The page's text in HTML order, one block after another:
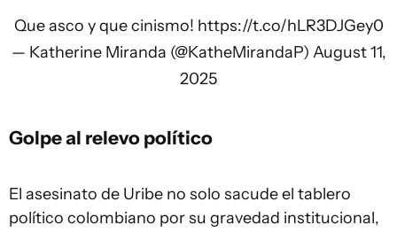
Que asco y que cinismo! https://t.co/hLR3DJGey0
— Katherine Miranda (@KatheMirandaP) August 11,
2025
Golpe al relevo político
El asesinato de Uribe no solo sacude el tablero
político colombiano por su gravedad institucional,